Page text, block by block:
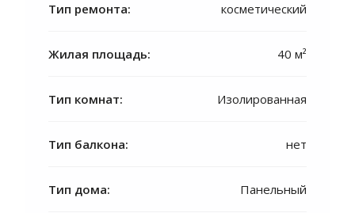
Тип ремонта: косметический
Жилая площадь: 40 м²
Тип комнат: Изолированная
Тип балкона: нет
Тип дома: Панельный